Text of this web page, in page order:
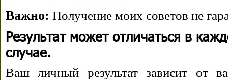
Важно: Получение моих советов не
Результат может отличаться в
случае.
Ваш личный результат зависит от